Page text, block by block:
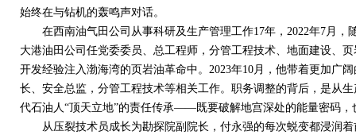
始终在与钻机的轰鸣声对话。
在西南油气田公司从事科研及生产管理工作17年， 2022年7月，
大港油田公司任党委委员、总工程师，分管工程技术、地面建设、
开发经验注入渤海湾的页岩油革命中。 2023年10月，他带着更加广
长、安全总监，分管工程技术等相关工作。职务调整的背后，是从
代石油人“顶天立地”的责任传承——既要破解地宫深处的能量密码，
从压裂技术员成长为勘探院副院长，付永强的每次蜕变都浸润着